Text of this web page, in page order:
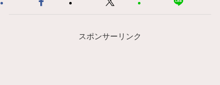
スポンサーリンク